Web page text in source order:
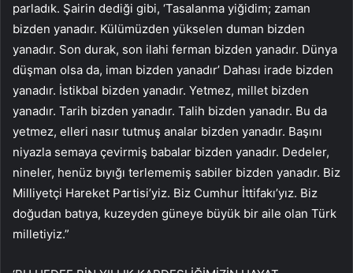
parladık. Şairin dediği gibi, ‘Tasalanma yiğidim; zaman
bizden yanadır. Külümüzden yükselen duman bizden
yanadır. Son durak, son ilahi ferman bizden yanadır. Dünya
düşman olsa da, iman bizden yanadır’ Dahası irade bizden
yanadır. İstikbal bizden yanadır. Yetmez, millet bizden
yanadır. Tarih bizden yanadır. Talih bizden yanadır. Bu da
yetmez, elleri nasır tutmuş analar bizden yanadır. Başını
niyazla semaya çevirmiş babalar bizden yanadır. Dedeler,
nineler, henüz bıyığı terlememiş sabiler bizden yanadır. Biz
Milliyetçi Hareket Partisi’yiz. Biz Cumhur İttifakı’yız. Biz
doğudan batıya, kuzeyden güneye büyük bir aile olan Türk
milletiyiz.”